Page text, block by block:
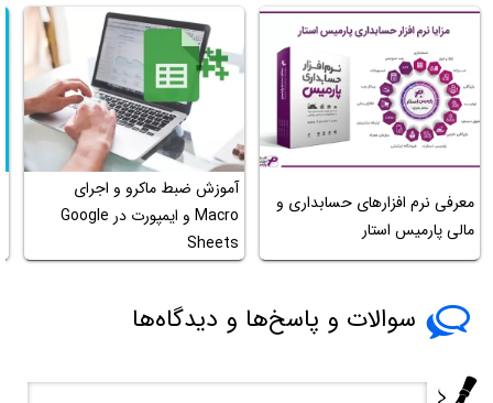
معرفی نرم افزارهای حسابداری و
مالی پارمیس استار
آموزش ضبط ماکرو و اجرای
Macro و ایمپورت در Google
Sheets
سوالات و پاسخ‌ها و دیدگاه‌ها